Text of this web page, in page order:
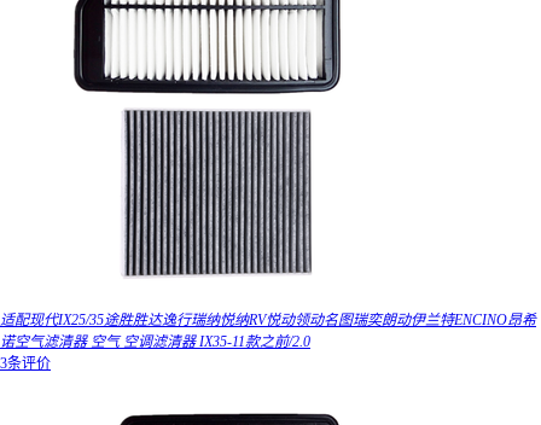
适配现代IX25/35途胜胜达逸行瑞纳悦纳RV悦动领动名图瑞奕朗动伊兰特ENCINO昂希
诺空气滤清器 空气 空调滤清器 IX35-11款之前/2.0
3条评价